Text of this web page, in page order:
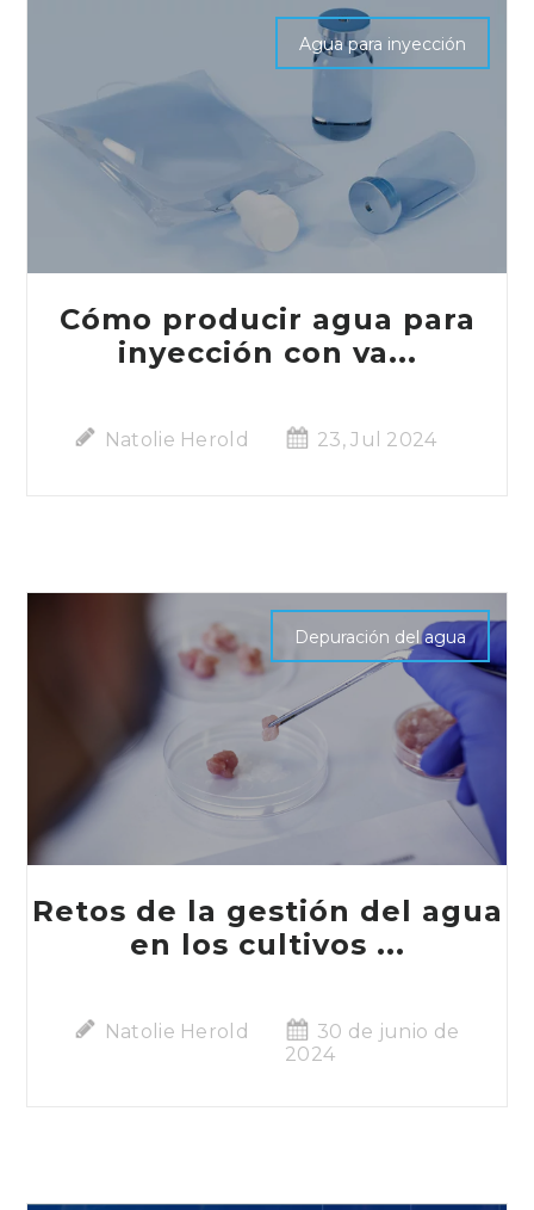
Agua para inyección
Cómo producir agua para
inyección con va...
Natolie Herold 23, Jul 2024
Depuración del agua
Retos de la gestión del agua
en los cultivos ...
Natolie Herold
30 de junio de
2024